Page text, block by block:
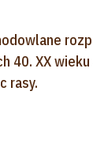
40. XX
rasy.